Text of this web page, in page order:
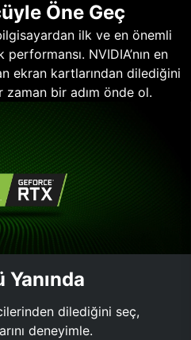
Öne Geç
ilk ve en önemli
NVIDIA’nın en
ekran kartlarından dilediğini
zaman bir adım önde ol.
dilediğini seç,
deneyimle.